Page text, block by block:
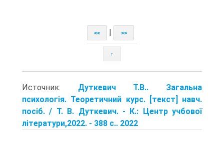
<< >>
↑
Источник: Дуткевич Т.В.. Загальна
психологія. Теоретичний курс. [текст] навч.
посіб. / Т. В. Дуткевич. - К.: Центр учбової
літератури,2022. - 388 с.. 2022